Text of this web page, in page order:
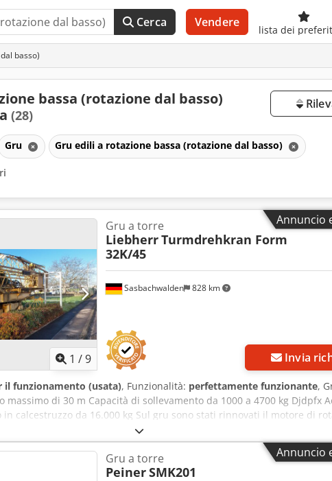
Cerca Vendere
lista dei
basso)
bassa (rotazione dal basso)
(28)
Gru Gru edili a rotazione bassa (rotazione dal basso)
Annuncio
1 /9
Sasbachwalden 828 km
Gru a torre
LiebherrTurmdrehkran Form
32K/45
Invia
il funzionamento (usata), Funzionalità: perfettamente funzionante,
massimo di 30 m Capacità di sollevamento da 1000 a 4700 kg Djdpfx
in calcestruzzo da 16.000 kg Sul gru sono stati rinnovati il motore di
dei cilindri, i tubi, le funi e i contattori. Lista dei pezzi di
Con radiocomando.
Annuncio
Gru a torre
PeinerSMK201